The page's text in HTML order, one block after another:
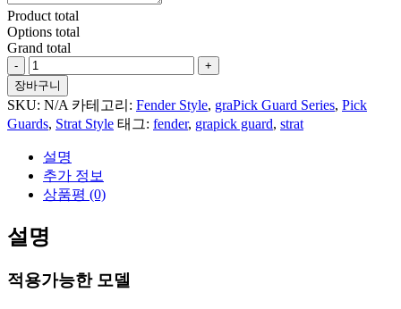
Product total
Options total
Grand total
American
Flag
#1
For
Fender
수
량
장바구니
SKU: N/A 카테고리: Fender Style, graPick Guard Series, Pick
Guards, Strat Style 태그: fender, grapick guard, strat
설명
추가 정보
상품평 (0)
설명
적용가능한 모델